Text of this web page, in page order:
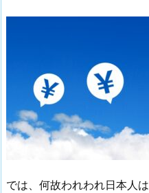
では、何故われわれ日本人は